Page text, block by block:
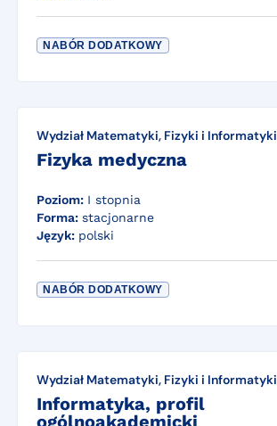
NABÓR DODATKOWY
Wydział Matematyki, Fizyki i Informatyki
Fizyka medyczna
Poziom: I stopnia
Forma: stacjonarne
Język: polski
NABÓR DODATKOWY
Wydział Matematyki, Fizyki i Informatyki
Informatyka, profil